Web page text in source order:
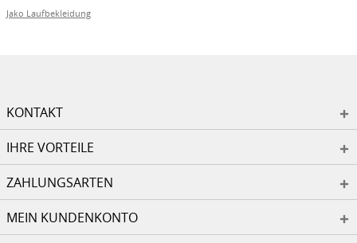
Jako Laufbekleidung
KONTAKT
IHRE VORTEILE
ZAHLUNGSARTEN
MEIN KUNDENKONTO